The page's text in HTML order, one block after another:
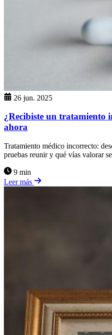
26 jun. 2025
¿Recibiste un tratamiento
ahora
Tratamiento médico incorrecto:
pruebas reunir y qué vías valorar
9 min
Leer más